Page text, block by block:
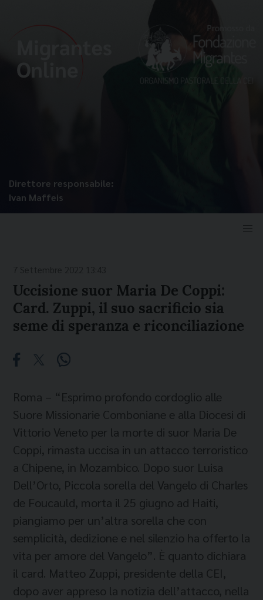
Direttore responsabile:
Ivan Maffeis
Uccisione suor Maria De Coppi:
Card. Zuppi, il suo sacrificio sia
seme di speranza e riconciliazione
Roma – “Esprimo profondo cordoglio alle
Suore Missionarie Comboniane e alla Diocesi di
Vittorio Veneto per la morte di suor Maria De
Coppi, rimasta uccisa in un attacco terroristico
a Chipene, in Mozambico. Dopo suor Luisa
Dell’Orto, Piccola sorella del Vangelo di Charles
de Foucauld, morta il 25 giugno ad Haiti,
piangiamo per un’altra sorella che con
semplicità, dedizione e nel silenzio ha offerto la
vita per amore del Vangelo”. È quanto dichiara
il card. Matteo Zuppi, presidente della CEI,
dopo aver appreso la notizia dell’attacco, nella